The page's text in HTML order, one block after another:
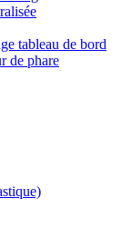
tableau de bord
de phare